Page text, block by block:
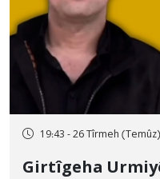
19:43 - 26 Tîrmeh
Girtîgeha